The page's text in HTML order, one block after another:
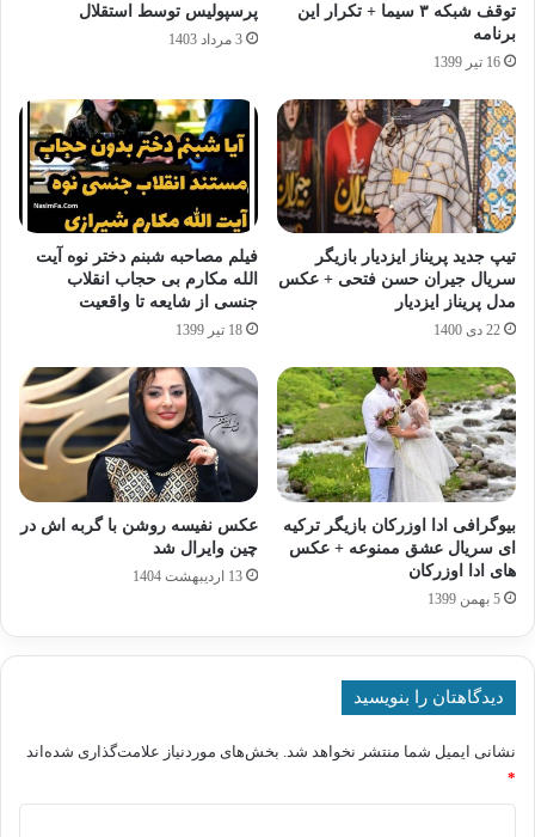
توقف شبکه ۳ سیما + تکرار این
برنامه
16 تیر 1399
پرسپولیس توسط استقلال
3 مرداد 1403
تیپ جدید پریناز ایزدیار بازیگر
سریال جیران حسن فتحی + عکس
مدل پریناز ایزدیار
22 دی 1400
فیلم مصاحبه شبنم دختر نوه آیت
الله مکارم بی حجاب انقلاب
جنسی از شایعه تا واقعیت
18 تیر 1399
بیوگرافی ادا اوزرکان بازیگر ترکیه
ای سریال عشق ممنوعه + عکس
های ادا اوزرکان
5 بهمن 1399
عکس نفیسه روشن با گربه اش در
چین وایرال شد
13 اردیبهشت 1404
دیدگاهتان را بنویسید
نشانی ایمیل شما منتشر نخواهد شد. بخش‌های موردنیاز علامت‌گذاری شده‌اند
*